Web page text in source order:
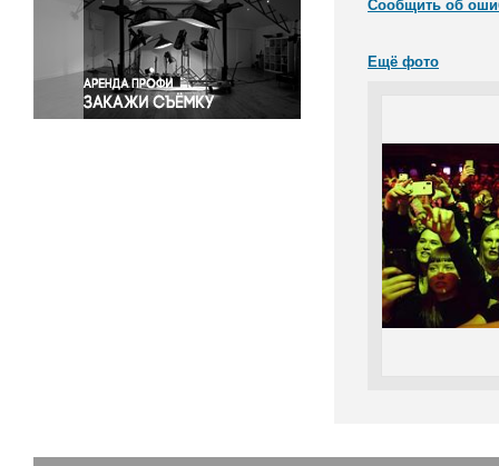
Спорт
Экология
Экономика и бизнес
Сообщить об
Ещё фото